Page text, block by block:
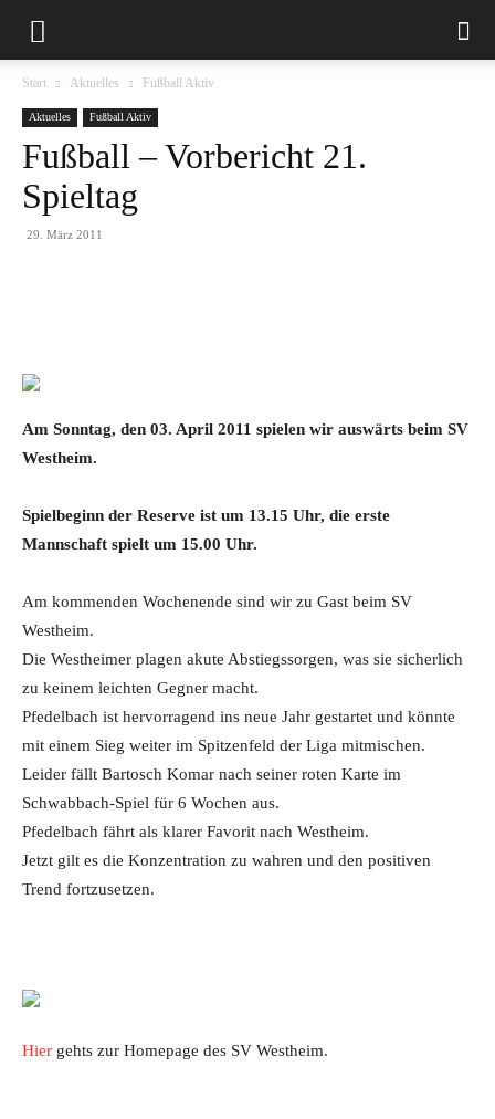
Start Aktuelles Fußball Aktiv
Aktuelles Fußball Aktiv
Fußball – Vorbericht 21.
Spieltag
29. März 2011
Am Sonntag, den 03. April 2011 spielen wir auswärts beim SV
Westheim.
Spielbeginn der Reserve ist um 13.15 Uhr, die erste
Mannschaft spielt um 15.00 Uhr.
Am kommenden Wochenende sind wir zu Gast beim SV
Westheim.
Die Westheimer plagen akute Abstiegssorgen, was sie sicherlich
zu keinem leichten Gegner macht.
Pfedelbach ist hervorragend ins neue Jahr gestartet und könnte
mit einem Sieg weiter im Spitzenfeld der Liga mitmischen.
Leider fällt Bartosch Komar nach seiner roten Karte im
Schwabbach-Spiel für 6 Wochen aus.
Pfedelbach fährt als klarer Favorit nach Westheim.
Jetzt gilt es die Konzentration zu wahren und den positiven
Trend fortzusetzen.
Hier gehts zur Homepage des SV Westheim.